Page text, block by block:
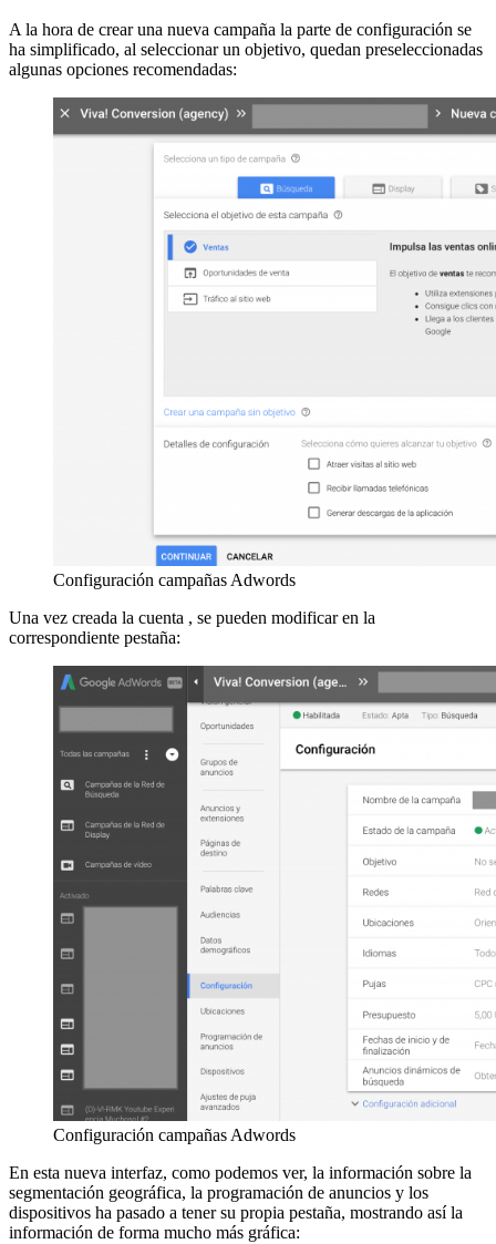
A la hora de crear una nueva campaña la parte de configuración se
ha simplificado, al seleccionar un objetivo, quedan preseleccionadas
algunas opciones recomendadas:
Configuración campañas Adwords
Una vez creada la cuenta , se pueden modificar en la
correspondiente pestaña:
Configuración campañas Adwords
En esta nueva interfaz, como podemos ver, la información sobre la
segmentación geográfica, la programación de anuncios y los
dispositivos ha pasado a tener su propia pestaña, mostrando así la
información de forma mucho más gráfica: